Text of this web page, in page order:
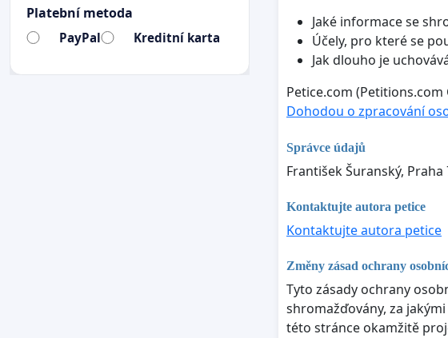
Jaké informace se
Účely, pro které se
Jak dlouho je
Petice.com
Dohodou o zpracování
Správce údajů
František Šuranský, Praha
Kontaktujte autora petice
Kontaktujte autora petice
Změny zásad ochrany
Tyto zásady ochrany
shromažďovány, za
této stránce okamžitě
Platební metoda
PayPal Kreditní karta